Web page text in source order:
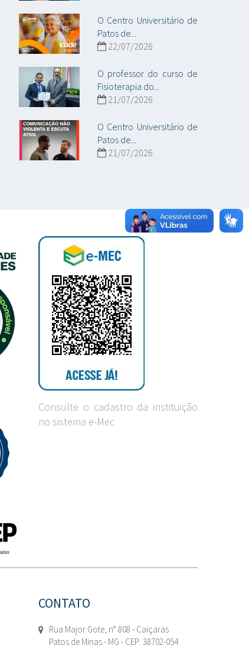
O Centro Universitário de
Patos de...
22/07/2026
O professor do curso de
Fisioterapia do...
21/07/2026
O Centro Universitário de
Patos de...
21/07/2026
Consulte o cadastro da instituição
no sistema e-Mec
CONTATO
Rua Major Gote, n° 808 - Caiçaras
Patos de Minas - MG - CEP: 38702-054.